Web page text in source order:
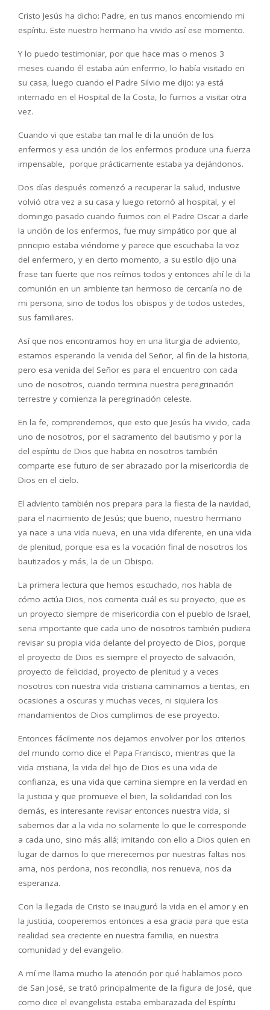
Cristo Jesús ha dicho: Padre, en tus manos encomiendo mi
espíritu. Este nuestro hermano ha vivido así ese momento.
Y lo puedo testimoniar, por que hace mas o menos 3
meses cuando él estaba aún enfermo, lo había visitado en
su casa, luego cuando el Padre Silvio me dijo: ya está
internado en el Hospital de la Costa, lo fuimos a visitar otra
vez.
Cuando vi que estaba tan mal le di la unción de los
enfermos y esa unción de los enfermos produce una fuerza
impensable, porque prácticamente estaba ya dejándonos.
Dos días después comenzó a recuperar la salud, inclusive
volvió otra vez a su casa y luego retornó al hospital, y el
domingo pasado cuando fuimos con el Padre Oscar a darle
la unción de los enfermos, fue muy simpático por que al
principio estaba viéndome y parece que escuchaba la voz
del enfermero, y en cierto momento, a su estilo dijo una
frase tan fuerte que nos reímos todos y entonces ahí le di la
comunión en un ambiente tan hermoso de cercanía no de
mi persona, sino de todos los obispos y de todos ustedes,
sus familiares.
Así que nos encontramos hoy en una liturgia de adviento,
estamos esperando la venida del Señor, al fin de la historia,
pero esa venida del Señor es para el encuentro con cada
uno de nosotros, cuando termina nuestra peregrinación
terrestre y comienza la peregrinación celeste.
En la fe, comprendemos, que esto que Jesús ha vivido, cada
uno de nosotros, por el sacramento del bautismo y por la
del espíritu de Dios que habita en nosotros también
comparte ese futuro de ser abrazado por la misericordia de
Dios en el cielo.
El adviento también nos prepara para la fiesta de la navidad,
para el nacimiento de Jesús; que bueno, nuestro hermano
ya nace a una vida nueva, en una vida diferente, en una vida
de plenitud, porque esa es la vocación final de nosotros los
bautizados y más, la de un Obispo.
La primera lectura que hemos escuchado, nos habla de
cómo actúa Dios, nos comenta cuál es su proyecto, que es
un proyecto siempre de misericordia con el pueblo de Israel,
seria importante que cada uno de nosotros también pudiera
revisar su propia vida delante del proyecto de Dios, porque
el proyecto de Dios es siempre el proyecto de salvación,
proyecto de felicidad, proyecto de plenitud y a veces
nosotros con nuestra vida cristiana caminamos a tientas, en
ocasiones a oscuras y muchas veces, ni siquiera los
mandamientos de Dios cumplimos de ese proyecto.
Entonces fácilmente nos dejamos envolver por los criterios
del mundo como dice el Papa Francisco, mientras que la
vida cristiana, la vida del hijo de Dios es una vida de
confianza, es una vida que camina siempre en la verdad en
la justicia y que promueve el bien, la solidaridad con los
demás, es interesante revisar entonces nuestra vida, si
sabemos dar a la vida no solamente lo que le corresponde
a cada uno, sino más allá; imitando con ello a Dios quien en
lugar de darnos lo que merecemos por nuestras faltas nos
ama, nos perdona, nos reconcilia, nos renueva, nos da
esperanza.
Con la llegada de Cristo se inauguró la vida en el amor y en
la justicia, cooperemos entonces a esa gracia para que esta
realidad sea creciente en nuestra familia, en nuestra
comunidad y del evangelio.
A mí me llama mucho la atención por qué hablamos poco
de San José, se trató principalmente de la figura de José, que
como dice el evangelista estaba embarazada del Espíritu